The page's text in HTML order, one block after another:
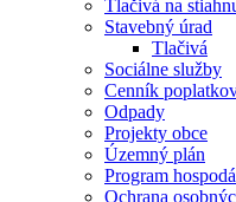
Tlačivá na
Stavebný úrad
Tlačivá
Sociálne služby
Cenník
Odpady
Projekty obce
Územný plán
Program
Ochrana